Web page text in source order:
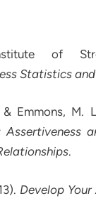
of
Statistics and
Emmons, M.
Assertiveness
.
Develop